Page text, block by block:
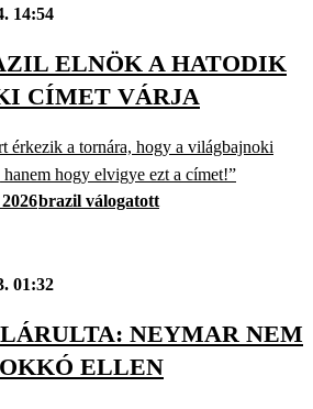
14:54
ELNÖK A HATODIK
CÍMET VÁRJA
érkezik a tornára, hogy a világbajnoki
hanem hogy elvigye ezt a címet!”
brazil válogatott
01:32
NEYMAR NEM
ELLEN